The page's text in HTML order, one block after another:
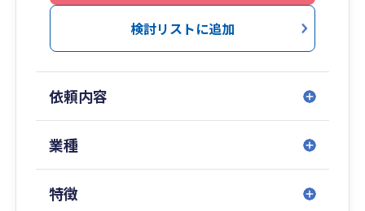
「税理士に相談するのは初めて」「経理や税金が
苦手」という方にも安心していただけるよう、専
お客様との信頼関係を何より大切にし、単なる税
務処理にとどまらない「経営のよき相談相手」と
にご相談ください。
検討リストに追加
依頼内容
業種
特徴